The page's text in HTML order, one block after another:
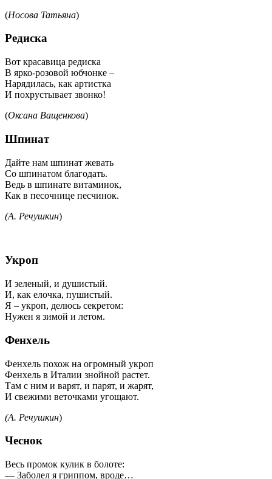
(Носова Татьяна)
Редиска
Вот красавица редиска
В ярко-розовой юбчонке –
Нарядилась, как артистка
И похрустывает звонко!
(Оксана Ващенкова)
Шпинат
Дайте нам шпинат жевать
Со шпинатом благодать.
Ведь в шпинате витаминок,
Как в песочнице песчинок.
(А. Речушкин)
Укроп
И зеленый, и душистый.
И, как елочка, пушистый.
Я – укроп, делюсь секретом:
Нужен я зимой и летом.
Фенхель
Фенхель похож на огромный укроп
Фенхель в Италии знойной растет.
Там с ним и варят, и парят, и жарят,
И свежими веточками угощают.
(А. Речушкин)
Чеснок
Весь промок кулик в болоте:
— Заболел я гриппом, вроде…